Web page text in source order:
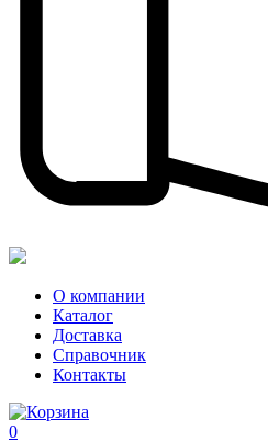
О компании
Каталог
Доставка
Справочник
Контакты
0